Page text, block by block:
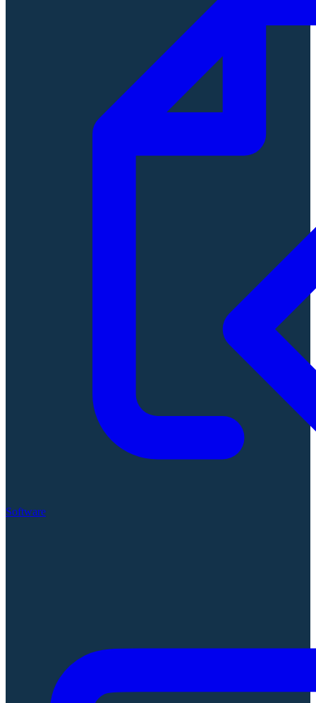
Software